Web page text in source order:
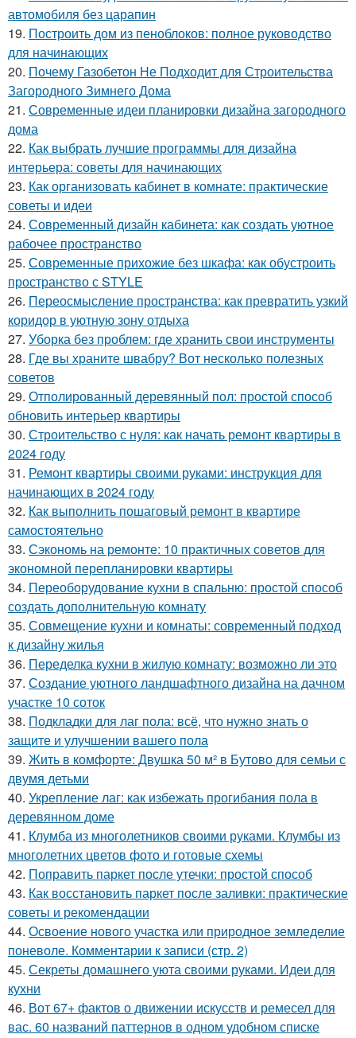
автомобиля без царапин
19. Построить дом из пеноблоков: полное руководство
для начинающих
20. Почему Газобетон Не Подходит для Строительства
Загородного Зимнего Дома
21. Современные идеи планировки дизайна загородного
дома
22. Как выбрать лучшие программы для дизайна
интерьера: советы для начинающих
23. Как организовать кабинет в комнате: практические
советы и идеи
24. Современный дизайн кабинета: как создать уютное
рабочее пространство
25. Современные прихожие без шкафа: как обустроить
пространство с STYLE
26. Переосмысление пространства: как превратить узкий
коридор в уютную зону отдыха
27. Уборка без проблем: где хранить свои инструменты
28. Где вы храните швабру? Вот несколько полезных
советов
29. Отполированный деревянный пол: простой способ
обновить интерьер квартиры
30. Строительство с нуля: как начать ремонт квартиры в
2024 году
31. Ремонт квартиры своими руками: инструкция для
начинающих в 2024 году
32. Как выполнить пошаговый ремонт в квартире
самостоятельно
33. Сэкономь на ремонте: 10 практичных советов для
экономной перепланировки квартиры
34. Переоборудование кухни в спальню: простой способ
создать дополнительную комнату
35. Совмещение кухни и комнаты: современный подход
к дизайну жилья
36. Переделка кухни в жилую комнату: возможно ли это
37. Создание уютного ландшафтного дизайна на дачном
участке 10 соток
38. Подкладки для лаг пола: всё, что нужно знать о
защите и улучшении вашего пола
39. Жить в комфорте: Двушка 50 м² в Бутово для семьи с
двумя детьми
40. Укрепление лаг: как избежать прогибания пола в
деревянном доме
41. Клумба из многолетников своими руками. Клумбы из
многолетних цветов фото и готовые схемы
42. Поправить паркет после утечки: простой способ
43. Как восстановить паркет после заливки: практические
советы и рекомендации
44. Освоение нового участка или природное земледелие
поневоле. Комментарии к записи (стр. 2)
45. Секреты домашнего уюта своими руками. Идеи для
кухни
46. Вот 67+ фактов о движении искусств и ремесел для
вас. 60 названий паттернов в одном удобном списке